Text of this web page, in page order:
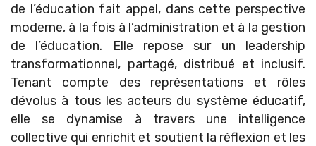
de l’éducation fait appel, dans cette perspective
moderne, à la fois à l’administration et à la gestion
de l’éducation. Elle repose sur un leadership
transformationnel, partagé, distribué et inclusif.
Tenant compte des représentations et rôles
dévolus à tous les acteurs du système éducatif,
elle se dynamise à travers une intelligence
collective qui enrichit et soutient la réflexion et les